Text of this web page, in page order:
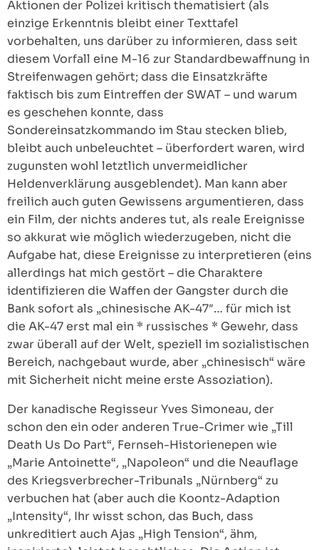
Aktionen der Polizei kritisch thematisiert (als
einzige Erkenntnis bleibt einer Texttafel
vorbehalten, uns darüber zu informieren, dass seit
diesem Vorfall eine M-16 zur Standardbewaffnung in
Streifenwagen gehört; dass die Einsatzkräfte
faktisch bis zum Eintreffen der SWAT – und warum
es geschehen konnte, dass
Sondereinsatzkommando im Stau stecken blieb,
bleibt auch unbeleuchtet – überfordert waren, wird
zugunsten wohl letztlich unvermeidlicher
Heldenverklärung ausgeblendet). Man kann aber
freilich auch guten Gewissens argumentieren, dass
ein Film, der nichts anderes tut, als reale Ereignisse
so akkurat wie möglich wiederzugeben, nicht die
Aufgabe hat, diese Ereignisse zu interpretieren (eins
allerdings hat mich gestört – die Charaktere
identifizieren die Waffen der Gangster durch die
Bank sofort als „chinesische AK-47″… für mich ist
die AK-47 erst mal ein * russisches * Gewehr, dass
zwar überall auf der Welt, speziell im sozialistischen
Bereich, nachgebaut wurde, aber „chinesisch“ wäre
mit Sicherheit nicht meine erste Assoziation).
Der kanadische Regisseur Yves Simoneau, der
schon den ein oder anderen True-Crimer wie „Till
Death Us Do Part“, Fernseh-Historienepen wie
„Marie Antoinette“, „Napoleon“ und die Neauflage
des Kriegsverbrecher-Tribunals „Nürnberg“ zu
verbuchen hat (aber auch die Koontz-Adaption
„Intensity“, Ihr wisst schon, das Buch, dass
unkreditiert auch Ajas „High Tension“, ähm,